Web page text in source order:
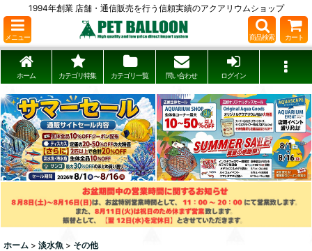
1994年創業 店舗・通信販売を行う信頼実績のアクアリウムショップ
メニュー 商品検索 カート
ホーム カテゴリ特集 カテゴリ一覧 問い合わせ ログイン
ホーム > 淡水魚 > その他